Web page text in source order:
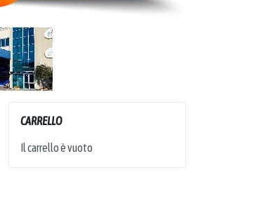
CARRELLO
Il carrello è vuoto